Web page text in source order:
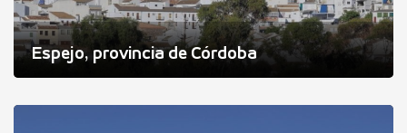
Espejo, provincia de Córdoba